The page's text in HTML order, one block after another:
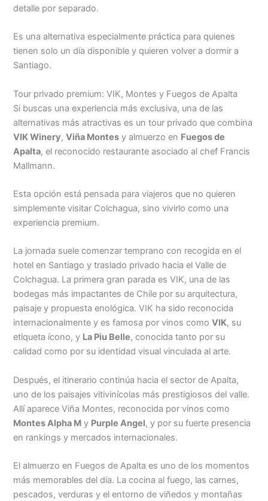
detalle por separado.
Es una alternativa especialmente práctica para quienes
tienen solo un día disponible y quieren volver a dormir a
Santiago.
Tour privado premium: VIK, Montes y Fuegos de Apalta
Si buscas una experiencia más exclusiva, una de las
alternativas más atractivas es un tour privado que combina
VIK Winery,Viña Montes y almuerzo en Fuegos de
Apalta, el reconocido restaurante asociado al chef Francis
Mallmann.
Esta opción está pensada para viajeros que no quieren
simplemente visitar Colchagua, sino vivirlo como una
experiencia premium.
La jornada suele comenzar temprano con recogida en el
hotel en Santiago y traslado privado hacia el Valle de
Colchagua. La primera gran parada es VIK, una de las
bodegas más impactantes de Chile por su arquitectura,
paisaje y propuesta enológica. VIK ha sido reconocida
internacionalmente y es famosa por vinos comoVIK, su
etiqueta ícono, y La Piu Belle, conocida tanto por su
calidad como por su identidad visual vinculada al arte.
Después, el itinerario continúa hacia el sector de Apalta,
uno de los paisajes vitivinícolas más prestigiosos del valle.
Allí aparece Viña Montes, reconocida por vinos como
Montes Alpha M y Purple Angel, y por su fuerte presencia
en rankings y mercados internacionales.
El almuerzo en Fuegos de Apalta es uno de los momentos
más memorables del día. La cocina al fuego, las carnes,
pescados, verduras y el entorno de viñedos y montañas